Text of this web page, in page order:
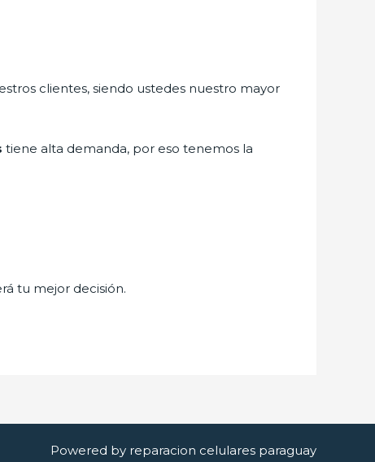
clientes, siendo ustedes nuestro mayor
tiene alta demanda, por eso tenemos la
tu mejor decisión.
Powered by reparacion celulares paraguay